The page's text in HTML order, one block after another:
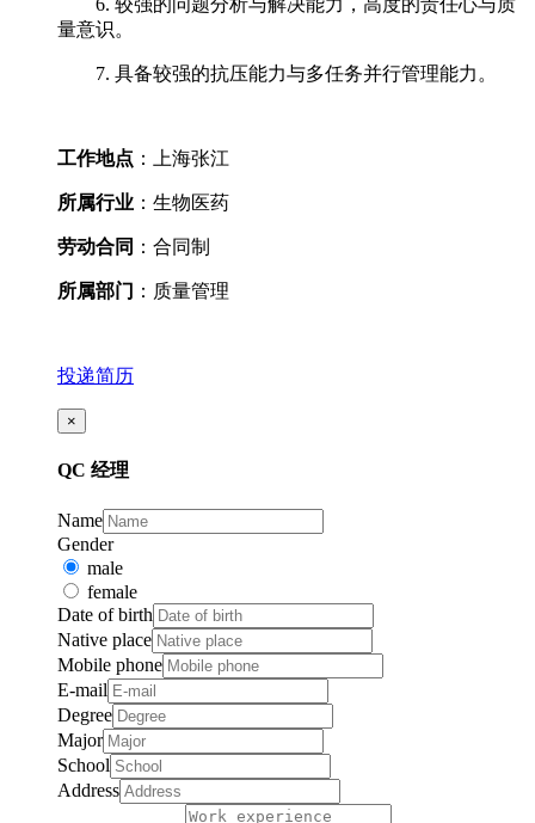
6. 较强的问题分析与解决能力，高度的责任心与质
量意识。
7. 具备较强的抗压能力与多任务并行管理能力。
工作地点 ：上海张江
所属行业 ：生物医药
劳动合同 ：合同制
所属部门 ：质量管理
投递简历
×
QC 经理
Name
Gender
male
female
Date of birth
Native place
Mobile phone
E-mail
Degree
Major
School
Address